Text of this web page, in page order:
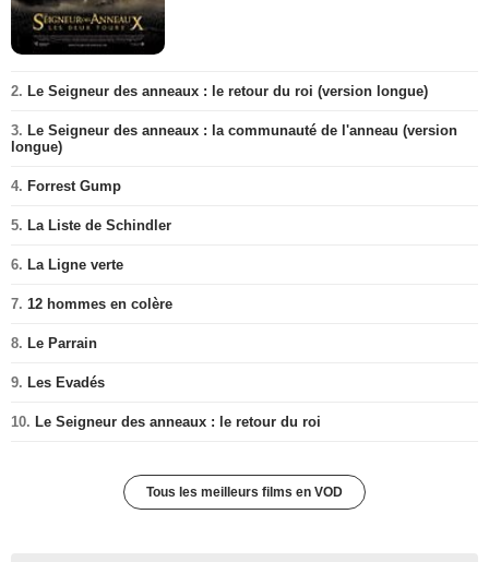
2. Le Seigneur des anneaux : le retour du roi (version longue)
3. Le Seigneur des anneaux : la communauté de l'anneau (version
longue)
4. Forrest Gump
5. La Liste de Schindler
6. La Ligne verte
7. 12 hommes en colère
8. Le Parrain
9. Les Evadés
10. Le Seigneur des anneaux : le retour du roi
Tous les meilleurs films en VOD